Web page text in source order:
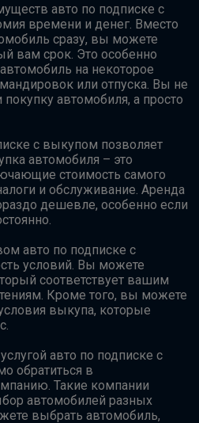
авто по подписке с
времени и денег. Вместо
сразу, вы можете
вам срок. Это особенно
на некоторое
или отпуска. Вы не
автомобиля, а просто
с выкупом позволяет
автомобиля – это
стоимость самого
и обслуживание. Аренда
дешевле, особенно если
авто по подписке с
условий. Вы можете
соответствует вашим
Кроме того, вы можете
выкупа, которые
авто по подписке с
обратиться в
Такие компании
автомобилей разных
выбрать автомобиль,